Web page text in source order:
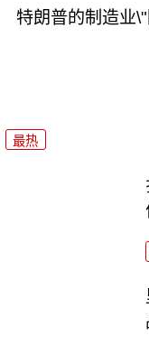
特朗普的制造业
最热